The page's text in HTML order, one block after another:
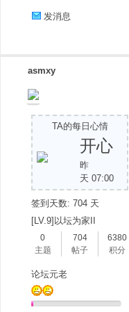
发消息
asmxy
TA的每日心情
开心
昨
天 07:00
签到天数: 704 天
[LV.9]以坛为家II
0
主题
704
帖子
6380
积分
论坛元老